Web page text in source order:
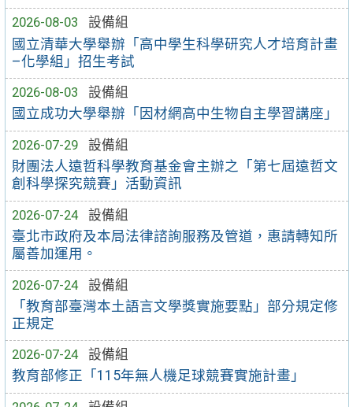
2026-08-03
設備組
國立清華大學舉辦「高中學生科學研究人才培育計畫
–化學組」招生考試
2026-08-03
設備組
國立成功大學舉辦「因材網高中生物自主學習講座」
2026-07-29
設備組
財團法人遠哲科學教育基金會主辦之「第七屆遠哲文
創科學探究競賽」活動資訊
2026-07-24
設備組
臺北市政府及本局法律諮詢服務及管道，惠請轉知所
屬善加運用。
2026-07-24
設備組
「教育部臺灣本土語言文學獎實施要點」部分規定修
正規定
2026-07-24
設備組
教育部修正「115年無人機足球競賽實施計畫」